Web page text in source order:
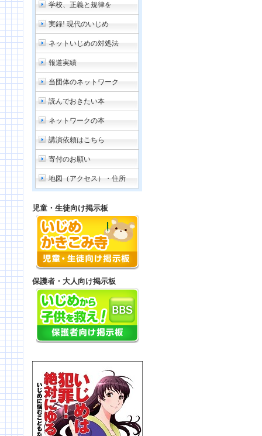
学校、正義と規律を
実録! 現代のいじめ
ネットいじめの対処法
報道実績
当団体のネットワーク
読んでおきたい本
ネットワークの本
講演依頼はこちら
寄付のお願い
地図（アクセス）・住所
児童・生徒向け掲示板
保護者・大人向け掲示板